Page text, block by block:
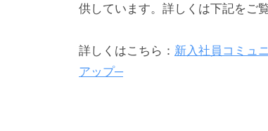
る
、
コ
供しています。詳しくは下記をご
詳しくはこちら： 新入社員コミュ
アップ─